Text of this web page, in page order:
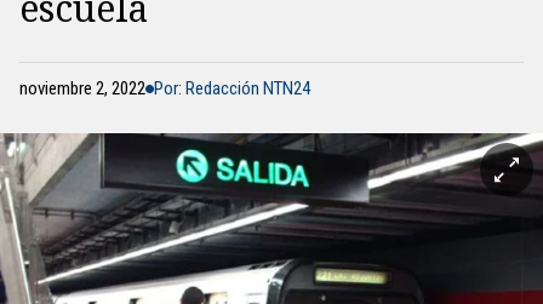
noviembre 2, 2022 Por: Redacción NTN24